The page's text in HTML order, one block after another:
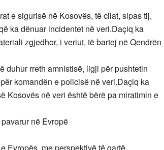
e sigurisë në Kosovës, të cilat, sipas tij,
ka dënuar incidentet në veri.Daçiq ka
zgjedhor, i veriut, të bartej në Qendrën
duhur rreth amnistisë, ligji për pushtetin
komandën e policisë në veri.Daçiq ka
Kosovës në veri është bërë pa miratimin e
në Evropë